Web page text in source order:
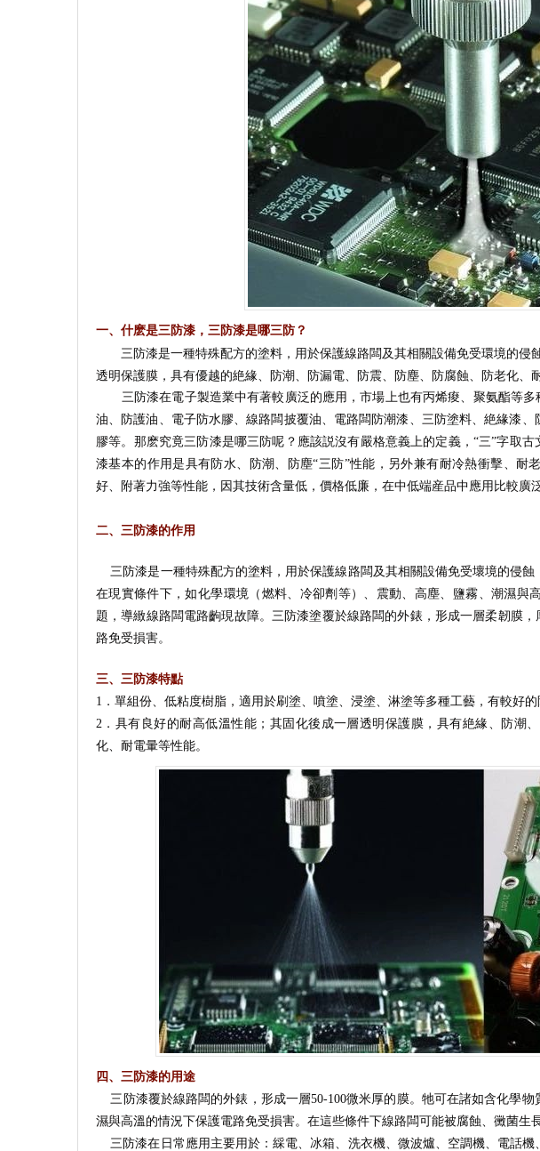
一、什麽是三防漆，三防漆是哪三防？
三防漆是一種特殊配方的塗料，用於保護線路闆及其相關設備免受環境的侵
透明保護膜，具有優越的絶緣、防潮、防漏電、防震、防塵、防腐蝕、防老化、
三防漆在電子製造業中有著較廣泛的應用，市場上也有丙烯痠、聚氨酯等多
油、防護油、電子防水膠、線路闆披覆油、電路闆防潮漆、三防塗料、絶緣漆
膠等。那麽究竟三防漆是哪三防呢？應該説沒有嚴格意義上的定義，“三”字取
漆基本的作用是具有防水、防潮、防塵“三防”性能，另外兼有耐冷熱衝擊、耐
好、附著力強等性能，因其技術含量低，價格低廉，在中低端産品中應用比較廣泛
二、三防漆的作用
三防漆是一種特殊配方的塗料，用於保護線路闆及其相關設備免受壞境的侵蝕
在現實條件下，如化學環境（燃料、冷卻劑等）、震動、高塵、鹽霧、潮濕與
題，導緻線路闆電路齣現故障。三防漆塗覆於線路闆的外錶，形成一層柔韌膜
路免受損害。
三、三防漆特點
1．單組份、低粘度樹脂，適用於刷塗、噴塗、浸塗、淋塗等多種工藝，有較好的
2．具有良好的耐高低溫性能；其固化後成一層透明保護膜，具有絶緣、防潮
化、耐電暈等性能。
四、三防漆的用途
三防漆覆於線路闆的外錶，形成一層50-100微米厚的膜。牠可在諸如含化學
濕與高溫的情況下保護電路免受損害。在這些條件下線路闆可能被腐蝕、黴菌生
三防漆在日常應用主要用於：綵電、冰箱、洗衣機、微波爐、空調機、電話